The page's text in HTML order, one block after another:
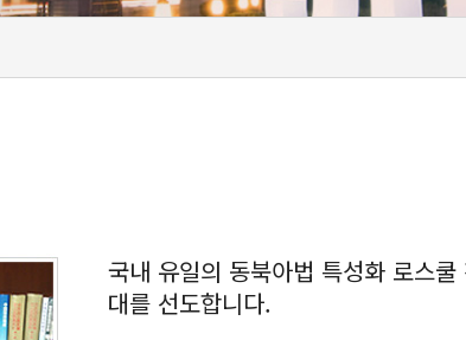
국내 유일의 동북아법 특성화 로스쿨
대를 선도합니다.